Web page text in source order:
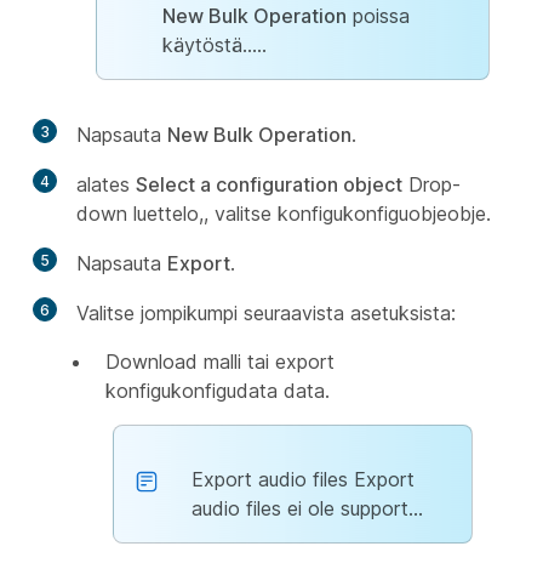
New Bulk Operation poissa
käytöstä.....
3 Napsauta New Bulk Operation.
4 alates Select a configuration object Drop-
down luettelo,, valitse konfigukonfiguobjeobje.
5 Napsauta Export.
6
Valitse jompikumpi seuraavista asetuksista:
Download malli tai export
konfigukonfigudata data.
Export audio files Export
audio files ei ole support...